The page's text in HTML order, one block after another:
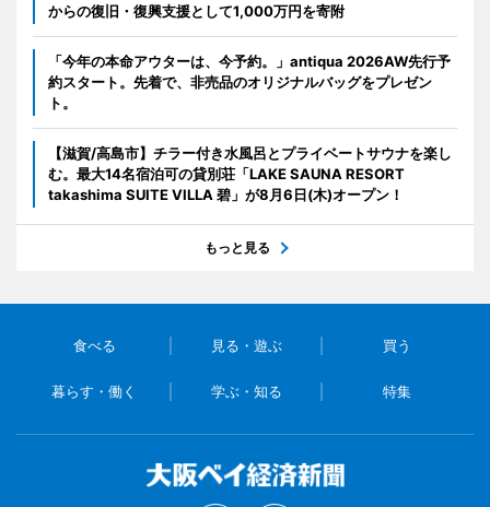
からの復旧・復興支援として1,000万円を寄附
「今年の本命アウターは、今予約。」antiqua 2026AW先行予
約スタート。先着で、非売品のオリジナルバッグをプレゼン
ト。
【滋賀/高島市】チラー付き水風呂とプライベートサウナを楽し
む。最大14名宿泊可の貸別荘「LAKE SAUNA RESORT
takashima SUITE VILLA 碧」が8月6日(木)オープン！
もっと見る
食べる 見る・遊ぶ 買う
暮らす・働く 学ぶ・知る 特集